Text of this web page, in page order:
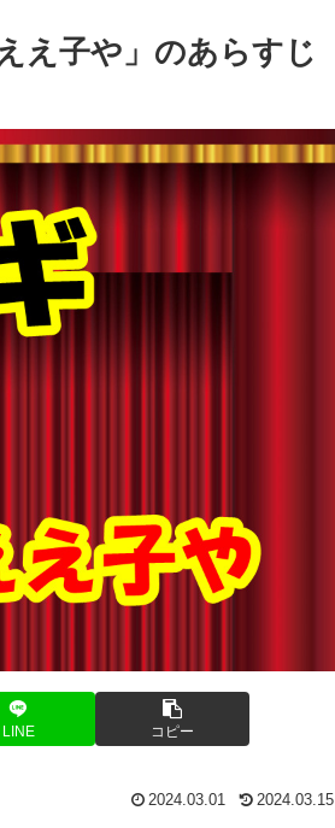
え子や」のあらすじ
LINE コピー
2024.03.01 2024.03.15